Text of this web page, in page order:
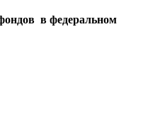
в федеральном